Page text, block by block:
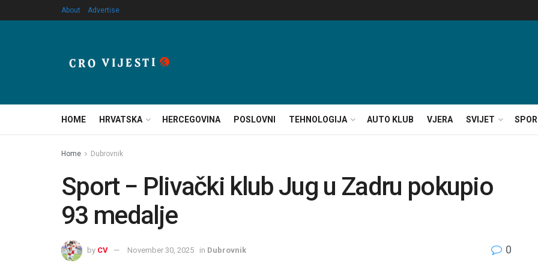
About Advertise
HOME HRVATSKA HERCEGOVINA POSLOVNI TEHNOLOGIJA AUTO KLUB VJERA SVIJET
Home Dubrovnik
Sport − Plivački klub Jug u Zadru pokupio
93 medalje
by CV November 30, 2025 in Dubrovnik 0